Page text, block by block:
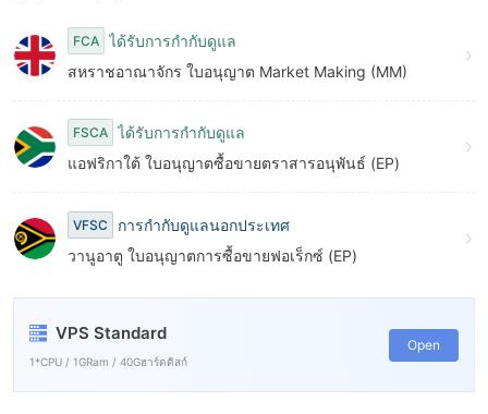
FCA ได้รับการกำกับดูแล
สหราชอาณาจักร ใบอนุญาต Market Making (MM)
FSCA ได้รับการกำกับดูแล
แอฟริกาใต้ ใบอนุญาตซื้อขายตราสารอนุพันธ์ (EP)
VFSC
การกำกับดูแลนอกประเทศ
วานูอาตู ใบอนุญาตการซื้อขายฟอเร็กซ์ (EP)
VPS Standard
1*CPU / 1GRam / 40Gฮาร์ดดิสก์
Open